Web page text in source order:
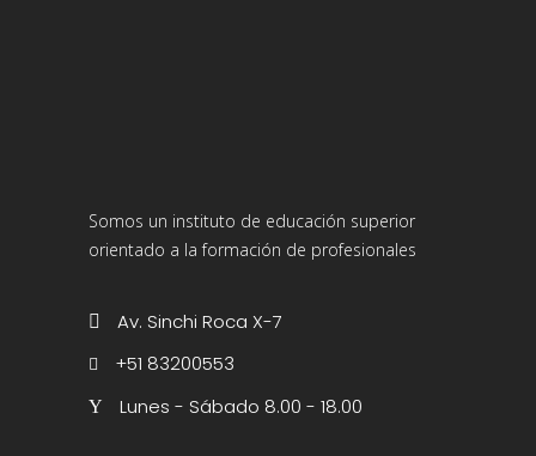
Somos un instituto de educación superior
orientado a la formación de profesionales
Av. Sinchi Roca X-7
+51 83200553
Lunes - Sábado 8.00 - 18.00